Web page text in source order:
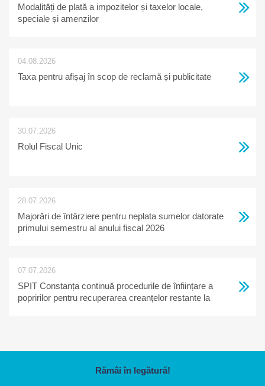
Modalități de plată a impozitelor și taxelor locale,
speciale și amenzilor
04.08.2026
Taxa pentru afișaj în scop de reclamă și publicitate
30.07.2026
Rolul Fiscal Unic
28.07.2026
Majorări de întârziere pentru neplata sumelor datorate
primului semestru al anului fiscal 2026
07.07.2026
SPIT Constanța continuă procedurile de înființare a
popririlor pentru recuperarea creanțelor restante la
Rămâi în legătură!